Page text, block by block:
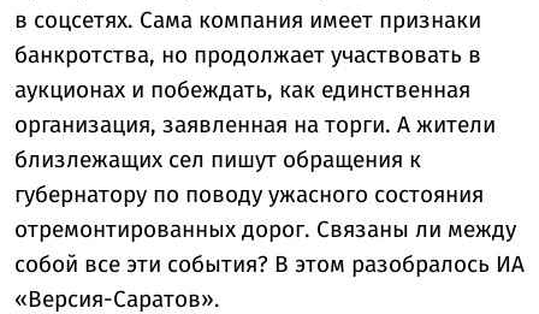
в соцсетях. Сама компания имеет признаки
банкротства, но продолжает участвовать в
аукционах и побеждать, как единственная
организация, заявленная на торги. А жители
близлежащих сел пишут обращения к
губернатору по поводу ужасного состояния
отремонтированных дорог. Связаны ли между
собой все эти события? В этом разобралось ИА
«Версия-Саратов».